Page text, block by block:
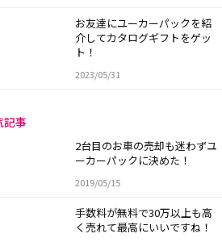
お友達にユーカーパックを紹
介してカタログギフトをゲッ
ト！
2023/05/31
記事
2台目のお車の売却も迷わずユ
ーカーパックに決めた！
2019/05/15
手数料が無料で30万以上も高
く売れて最高にいいですね！